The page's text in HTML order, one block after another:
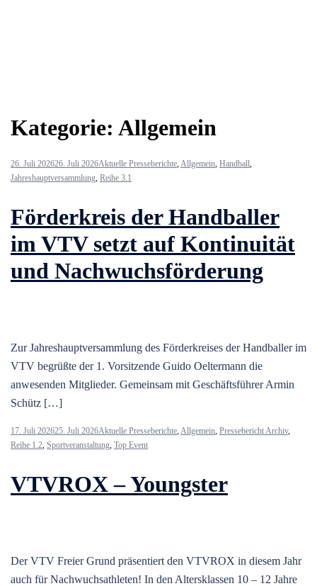
Kategorie: Allgemein
26. Juli 202626. Juli 2026Aktuelle Presseberichte Allgemein Handball
Jahreshauptversammlung Reihe 3.1
Förderkreis der Handballer
im VTV setzt auf Kontinuität
und Nachwuchsförderung
Zur Jahreshauptversammlung des Förderkreises der Handballer im
VTV begrüßte der 1. Vorsitzende Guido Oeltermann die
anwesenden Mitglieder. Gemeinsam mit Geschäftsführer Armin
Schütz […]
17. Juli 202625. Juli 2026Aktuelle Presseberichte Allgemein Pressebericht Archiv,
Reihe 1.2 Sportveranstaltung Top Event
VTVROX – Youngster
Der VTV Freier Grund präsentiert den VTVROX in diesem Jahr
auch für Nachwuchsathleten! In den Altersklassen 10 – 12 Jahre